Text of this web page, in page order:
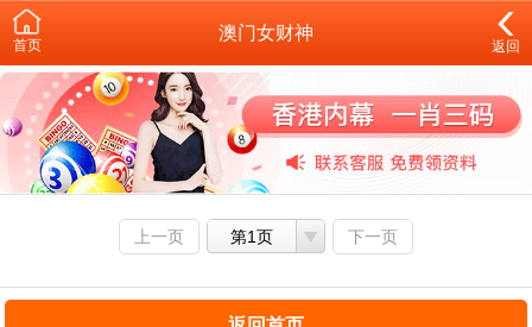
首页
澳门女财神
返回
上一页 第1页 下一页